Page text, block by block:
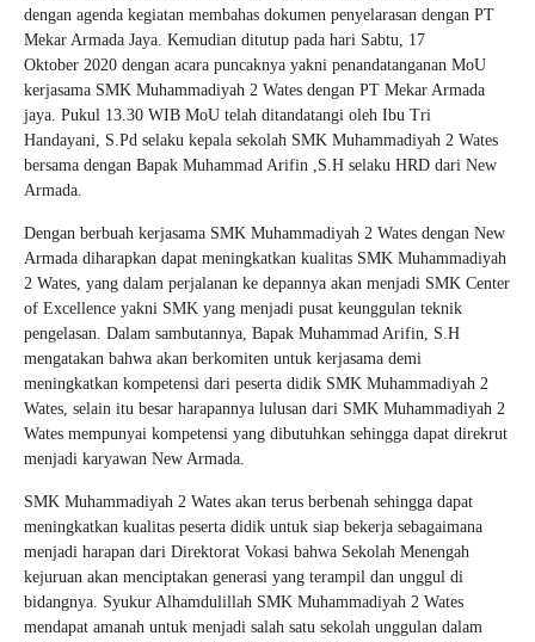
dengan agenda kegiatan membahas dokumen penyelarasan dengan PT
Mekar Armada Jaya. Kemudian ditutup pada hari Sabtu, 17
Oktober 2020 dengan acara puncaknya yakni penandatanganan MoU
kerjasama SMK Muhammadiyah 2 Wates dengan PT Mekar Armada
jaya. Pukul 13.30 WIB MoU telah ditandatangi oleh Ibu Tri
Handayani, S.Pd selaku kepala sekolah SMK Muhammadiyah 2 Wates
bersama dengan Bapak Muhammad Arifin ,S.H selaku HRD dari New
Armada.
Dengan berbuah kerjasama SMK Muhammadiyah 2 Wates dengan New
Armada diharapkan dapat meningkatkan kualitas SMK Muhammadiyah
2 Wates, yang dalam perjalanan ke depannya akan menjadi SMK Center
of Excellence yakni SMK yang menjadi pusat keunggulan teknik
pengelasan. Dalam sambutannya, Bapak Muhammad Arifin, S.H
mengatakan bahwa akan berkomiten untuk kerjasama demi
meningkatkan kompetensi dari peserta didik SMK Muhammadiyah 2
Wates, selain itu besar harapannya lulusan dari SMK Muhammadiyah 2
Wates mempunyai kompetensi yang dibutuhkan sehingga dapat direkrut
menjadi karyawan New Armada.
SMK Muhammadiyah 2 Wates akan terus berbenah sehingga dapat
meningkatkan kualitas peserta didik untuk siap bekerja sebagaimana
menjadi harapan dari Direktorat Vokasi bahwa Sekolah Menengah
kejuruan akan menciptakan generasi yang terampil dan unggul di
bidangnya. Syukur Alhamdulillah SMK Muhammadiyah 2 Wates
mendapat amanah untuk menjadi salah satu sekolah unggulan dalam